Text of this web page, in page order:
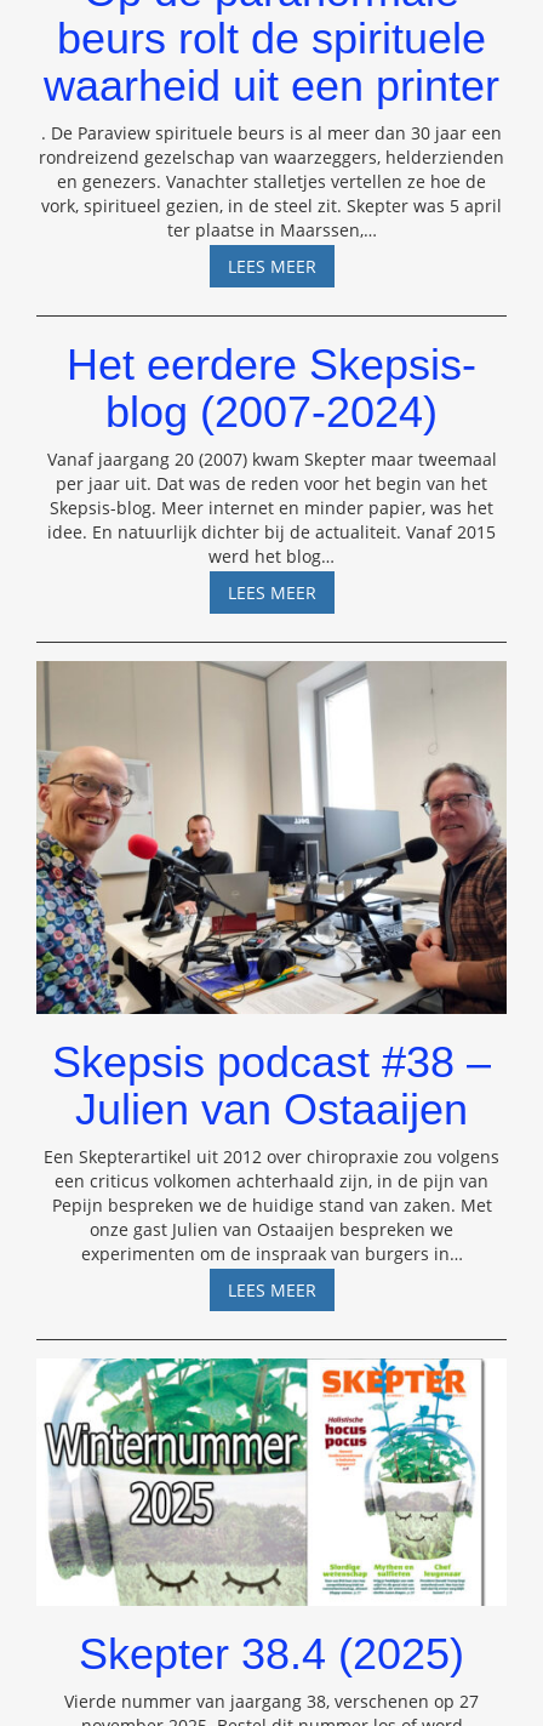
beurs rolt de spirituele
waarheid uit een printer
. De Paraview spirituele beurs is al meer dan 30 jaar een
rondreizend gezelschap van waarzeggers, helderzienden
en genezers. Vanachter stalletjes vertellen ze hoe de
vork, spiritueel gezien, in de steel zit. Skepter was 5 april
ter plaatse in Maarssen,…
LEES MEEROP
DE
PARANORMALE
ROLT
DE
SPIRITUELE
WAARHEID
UIT
EEN
PRINTER
Het eerdere Skepsis-
blog (2007-2024)
Vanaf jaargang 20 (2007) kwam Skepter maar tweemaal
per jaar uit. Dat was de reden voor het begin van het
Skepsis-blog. Meer internet en minder papier, was het
idee. En natuurlijk dichter bij de actualiteit. Vanaf 2015
werd het blog…
LEES MEERHET
EERDERE
SKEPSIS-
BLOG
(2007-
2024)
Skepsis podcast #38 –
Julien van Ostaaijen
Een Skepterartikel uit 2012 over chiropraxie zou volgens
een criticus volkomen achterhaald zijn, in de pijn van
Pepijn bespreken we de huidige stand van zaken. Met
onze gast Julien van Ostaaijen bespreken we
experimenten om de inspraak van burgers in…
LEES MEERSKEPSIS
PODCAST
#38
–
JULIEN
OSTAAIJEN
Skepter 38.4 (2025)
Vierde nummer van jaargang 38, verschenen op 27